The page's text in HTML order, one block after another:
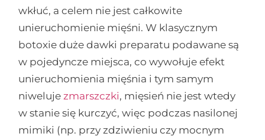
wkłuć, a celem nie jest całkowite
unieruchomienie mięśni. W klasycznym
botoxie duże dawki preparatu podawane są
w pojedyncze miejsca, co wywołuje efekt
unieruchomienia mięśnia i tym samym
niwelujezmarszczki, mięsień nie jest wtedy
w stanie się kurczyć, więc podczas nasilonej
mimiki (np. przy zdziwieniu czy mocnym